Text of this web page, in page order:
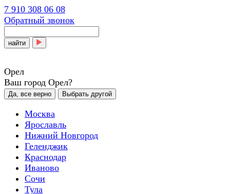
7 910 308 06 08
Обратный звонок
найти
Орел
Ваш город Орел?
Да, все верно Выбрать другой
Москва
Ярославль
Нижний Новгород
Геленджик
Краснодар
Иваново
Сочи
Тула